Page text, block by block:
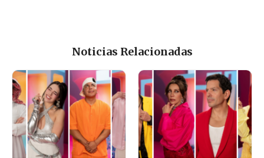
Noticias Relacionadas